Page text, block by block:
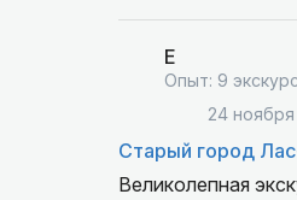
Е
Опыт: 9
24
Старый город
Великолепная